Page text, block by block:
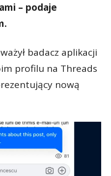
– podaje
badacz aplikacji
profilu na Threads
nową